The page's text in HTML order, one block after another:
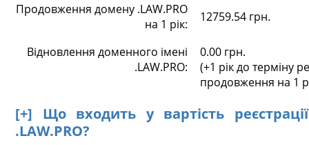
Продовження домену .LAW.PRO
на 1 рік:
12759.54 грн.
Відновлення доменного імені
.LAW.PRO:
0.00 грн.
(+1 рік до терміну
продовження на 1
[+] Що входить у вартість
.LAW.PRO?